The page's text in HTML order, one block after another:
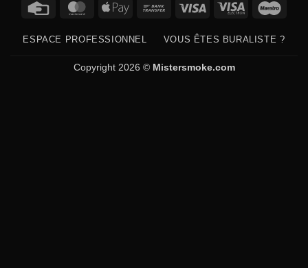
Credit
MasterCardApple
Bank
Visa
Visa
ESPACE PROFESSIONNEL VOUS ÊTES BURALISTE ?
Copyright 2026 © Mistersmoke.com